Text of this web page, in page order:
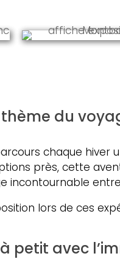
thème du
chaque
près, cette
incontournable
lors de ces
petit avec